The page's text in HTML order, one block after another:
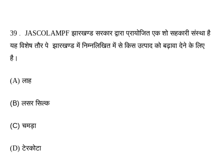
39 .  JASCOLAMPF झारखण्ड सरकार द्वारा प्रायोजित एक शो सहकारी संस्था है
यह विशेष तौर पे  झारखण्ड में निम्नलिखित में से किस उत्पाद को बढ़ावा देने के लिए
है।
(A) लाह
(B) लसर सिल्क
(C) चमड़ा
(D) टेरकोटा